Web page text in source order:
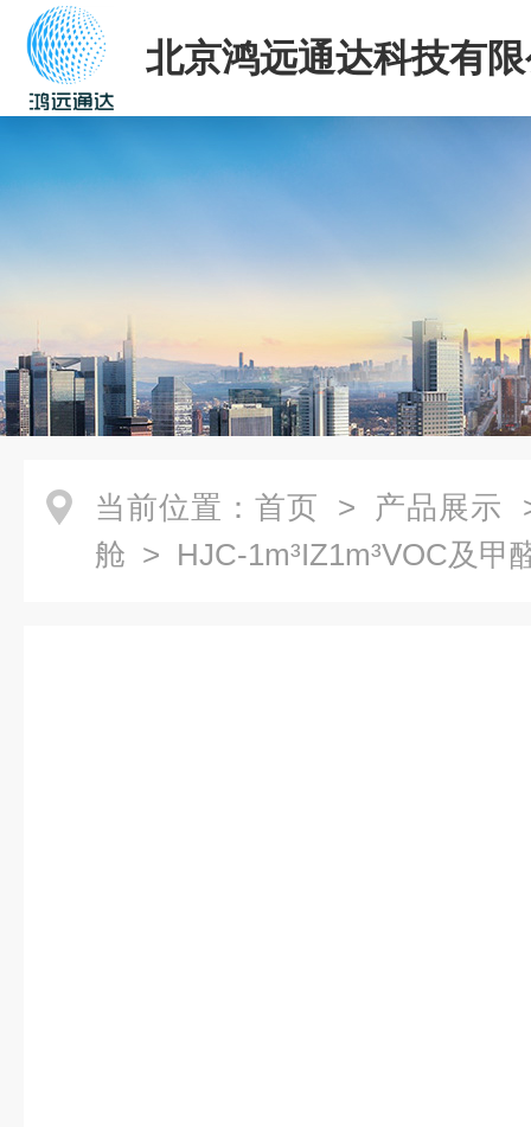
北京鸿远通达科技有
当前位置： 首页 > 产品展示
舱 > HJC-1m³IZ1m³VOC及甲